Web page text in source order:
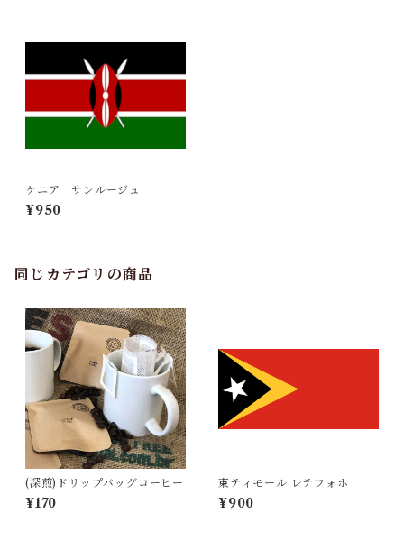
ケニア サンルージュ
¥950
同じカテゴリの商品
(深煎)ドリップバッグコーヒー
¥170
東ティモール レテフォホ
¥900